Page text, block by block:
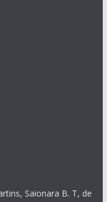
Saionara B. T, de